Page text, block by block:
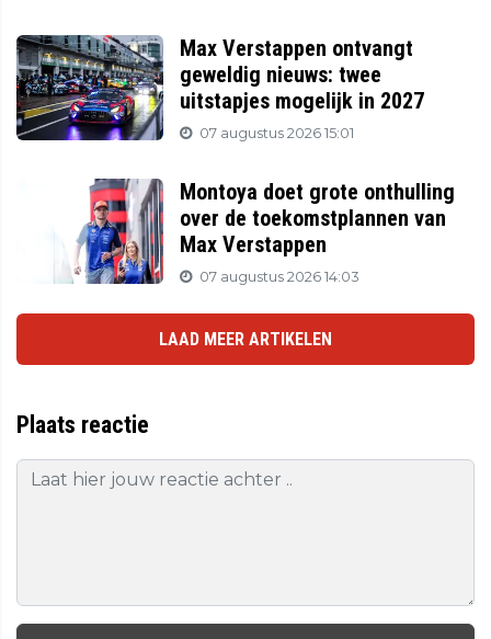
Max Verstappen ontvangt
geweldig nieuws: twee
uitstapjes mogelijk in 2027
07 augustus 2026 15:01
Montoya doet grote onthulling
over de toekomstplannen van
Max Verstappen
07 augustus 2026 14:03
LAAD MEER ARTIKELEN
Plaats reactie